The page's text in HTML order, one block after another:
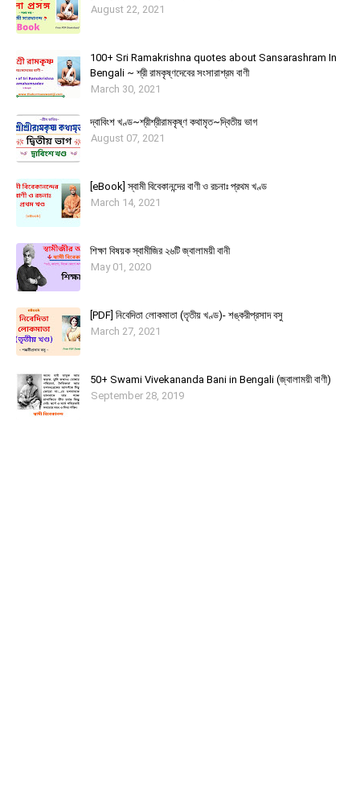
August 22, 2021
100+ Sri Ramakrishna quotes about Sansarashram In
Bengali ~ শ্রী রামকৃষ্ণদেবের সংসারাশ্রম বাণী
March 30, 2021
দ্বাবিংশ খণ্ড~শ্রীশ্রীরামকৃষ্ণ কথামৃত~দ্বিতীয় ভাগ
August 07, 2021
[eBook] স্বামী বিবেকানন্দের বাণী ও রচনাঃ প্রথম খণ্ড
March 14, 2021
শিক্ষা বিষয়ক স্বামীজির ২৬টি জ্বালাময়ী বানী
May 01, 2020
[PDF] নিবেদিতা লোকমাতা (তৃতীয় খণ্ড)- শঙ্করীপ্রসাদ বসু
March 27, 2021
50+ Swami Vivekananda Bani in Bengali (জ্বালাময়ী বাণী)
September 28, 2019